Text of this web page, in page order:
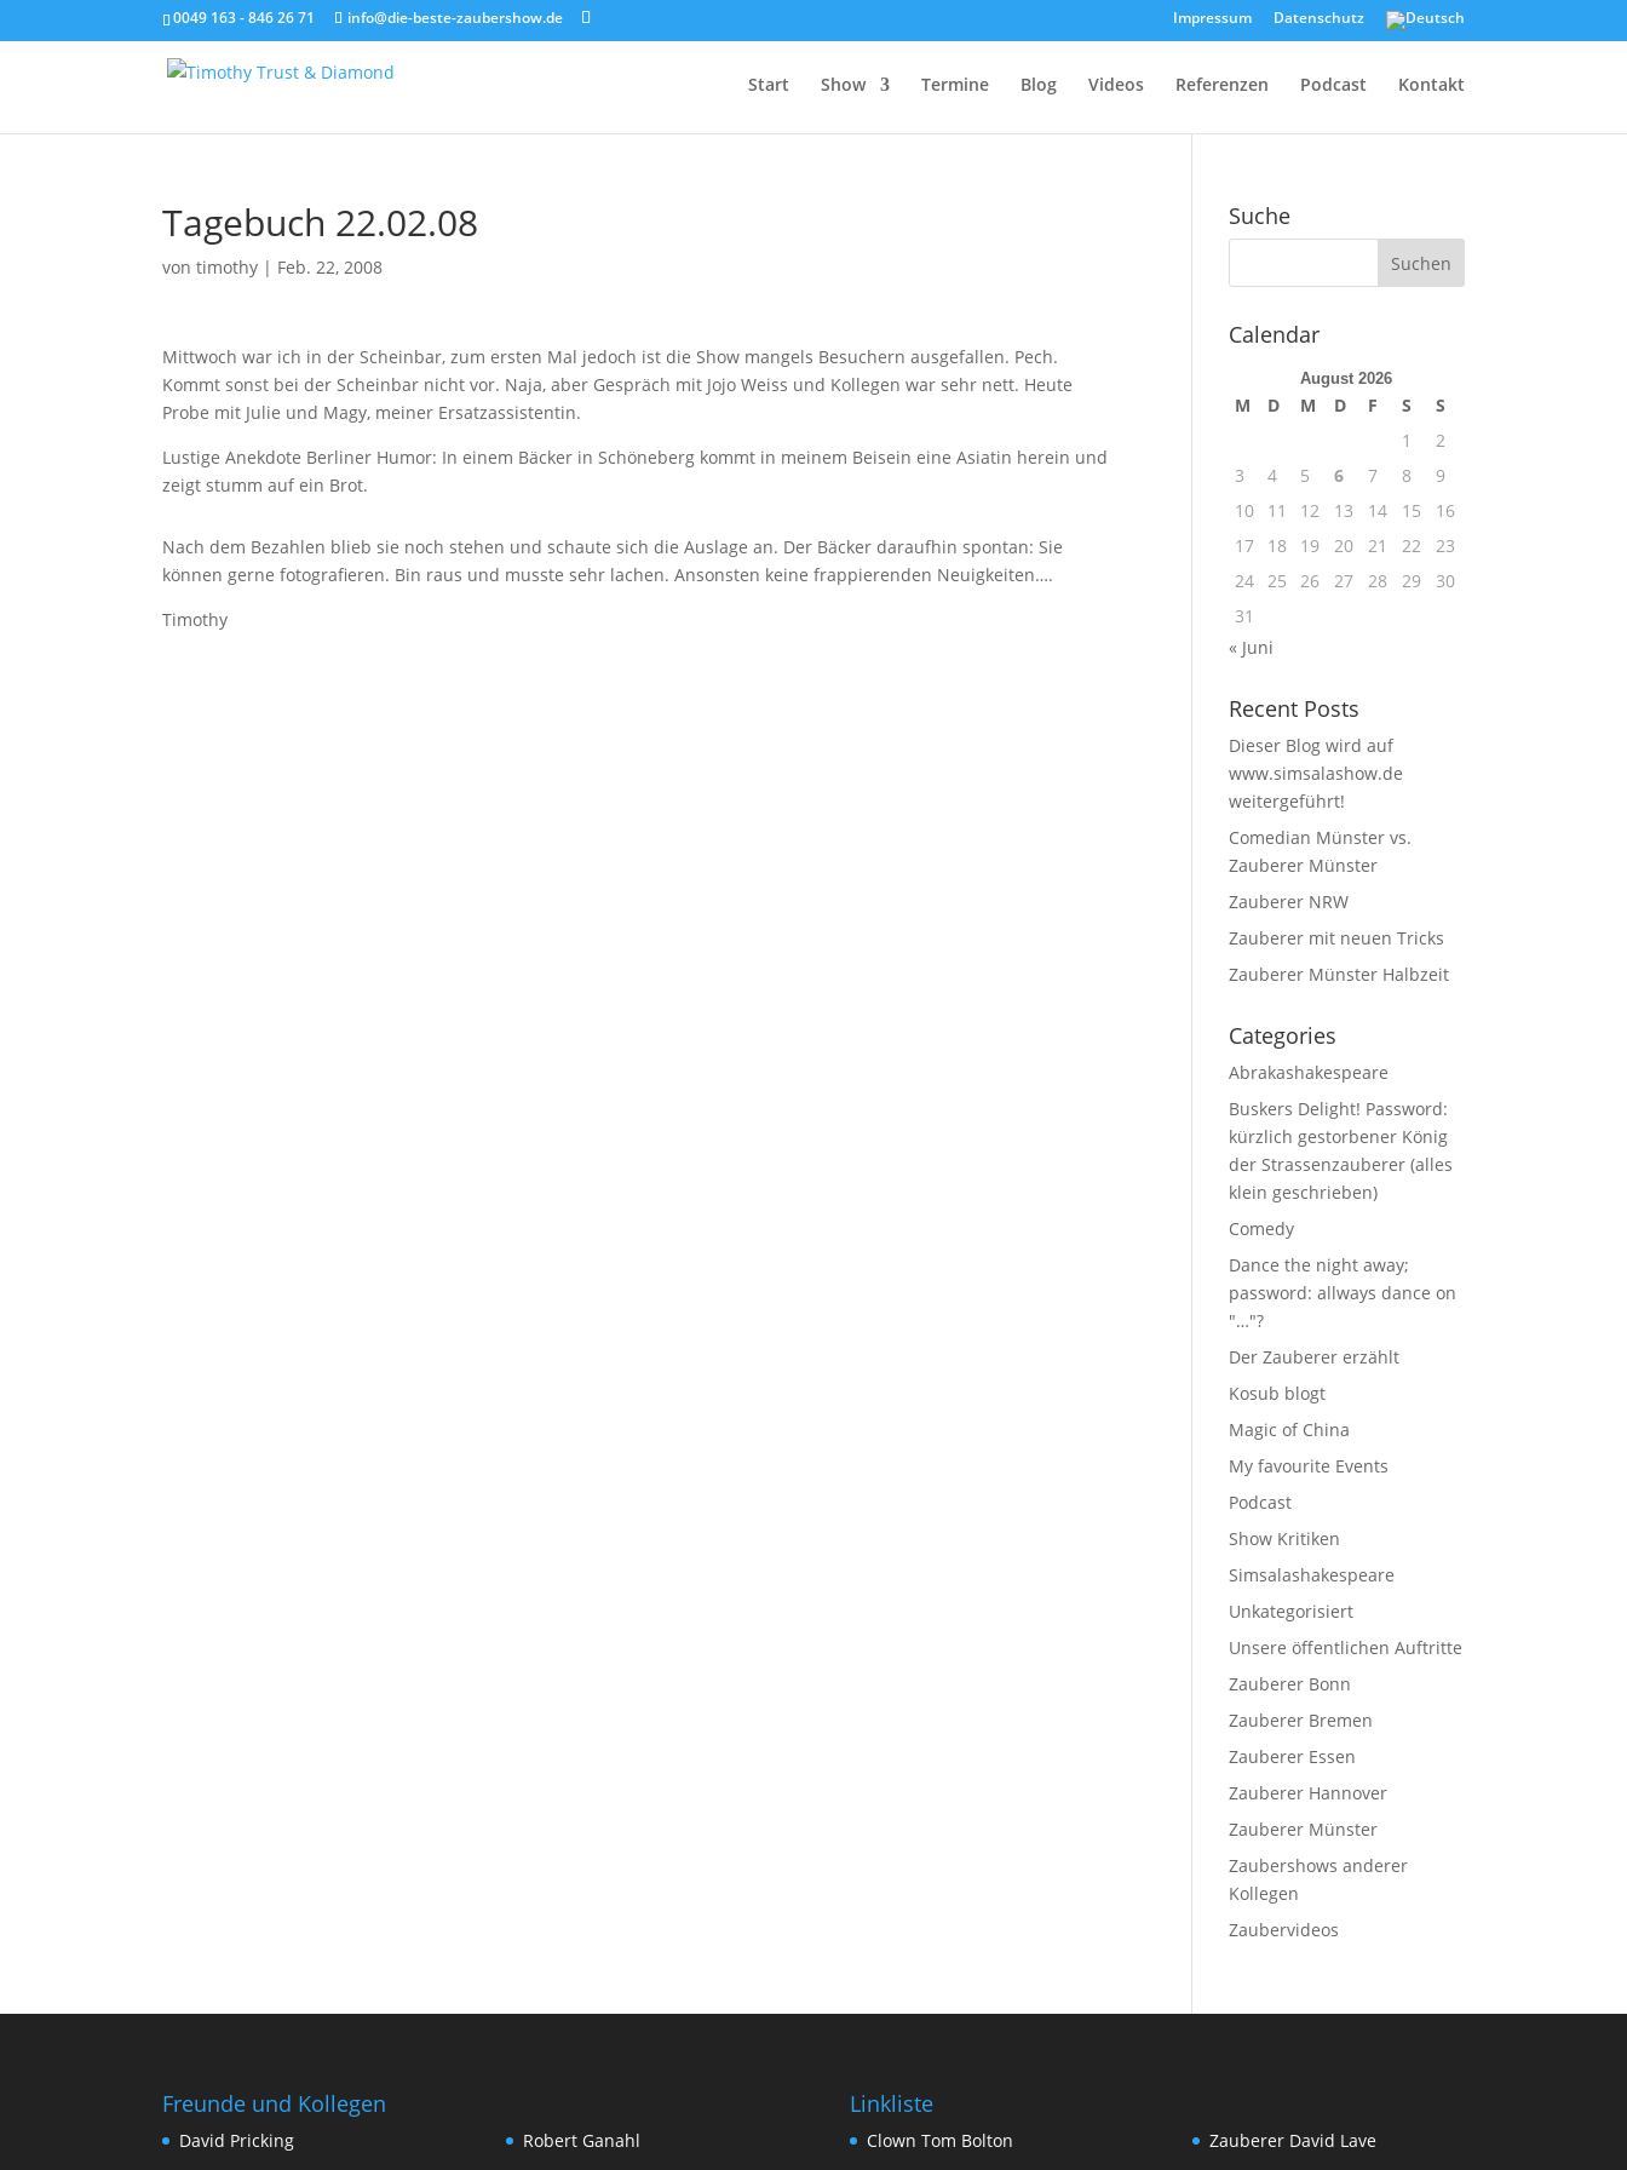
0049 163 - 846 26 71 info@die-beste-zaubershow.de Impressum Datenschutz
Start Show Termine Blog Videos Referenzen Podcast Kontakt
Tagebuch 22.02.08
vontimothy | Feb. 22, 2008
Mittwoch war ich in der Scheinbar, zum ersten Mal jedoch ist die Show mangels Besuchern ausgefallen. Pech.
Kommt sonst bei der Scheinbar nicht vor. Naja, aber Gespräch mit Jojo Weiss und Kollegen war sehr nett. Heute
Probe mit Julie und Magy, meiner Ersatzassistentin.
Lustige Anekdote Berliner Humor: In einem Bäcker in Schöneberg kommt in meinem Beisein eine Asiatin herein und
zeigt stumm auf ein Brot.
Nach dem Bezahlen blieb sie noch stehen und schaute sich die Auslage an. Der Bäcker daraufhin spontan: Sie
können gerne fotografieren. Bin raus und musste sehr lachen. Ansonsten keine frappierenden Neuigkeiten….
Timothy
Suche
Calendar
August 2026
M D M D F S
S
1
2
3
4 5 6 7 8
9
10
11 12 13 14 15
16
17
18 19 20 21 22
23
24 25 26 27 28 29
30
31
« Juni
Recent Posts
Dieser Blog wird auf
www.simsalashow.de
weitergeführt!
Comedian Münster vs.
Zauberer Münster
Zauberer NRW
Zauberer mit neuen Tricks
Zauberer Münster Halbzeit
Categories
Abrakashakespeare
Buskers Delight! Password:
kürzlich gestorbener König
der Strassenzauberer (alles
klein geschrieben)
Comedy
Dance the night away;
password: allways dance on
"…"?
Der Zauberer erzählt
Kosub blogt
Magic of China
My favourite Events
Podcast
Show Kritiken
Simsalashakespeare
Unkategorisiert
Unsere öffentlichen Auftritte
Zauberer Bonn
Zauberer Bremen
Zauberer Essen
Zauberer Hannover
Zauberer Münster
Zaubershows anderer
Kollegen
Zaubervideos
Freunde und Kollegen
David Pricking
Robert Ganahl
Linkliste
Clown Tom Bolton
Zauberer David Lave